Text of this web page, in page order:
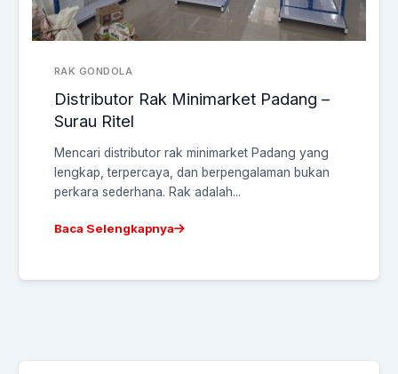
RAK GONDOLA
Distributor Rak Minimarket Padang –
Surau Ritel
Mencari distributor rak minimarket Padang yang
lengkap, terpercaya, dan berpengalaman bukan
perkara sederhana. Rak adalah...
Baca Selengkapnya